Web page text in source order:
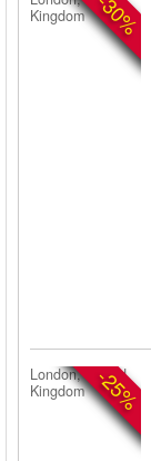
-30%
Kingdom
-25%
London, United
Kingdom